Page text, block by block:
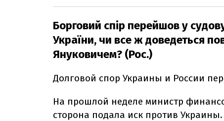
Борговий спір перейшов у
України, чи все ж доведеться
Януковичем? (Рос.)
Долговой спор Украины и России
На прошлой неделе министр
сторона подала иск против Украины.